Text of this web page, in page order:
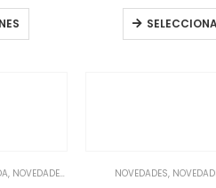
, NOVEDADES NOVEDADESNOVEDADES,